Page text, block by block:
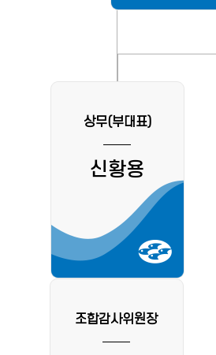
상무(부대표)
신황용
조합감사위원장